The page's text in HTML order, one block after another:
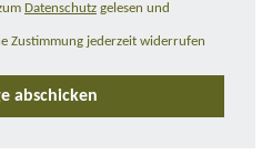
Datenschutz gelesen und
Zustimmung jederzeit widerrufen